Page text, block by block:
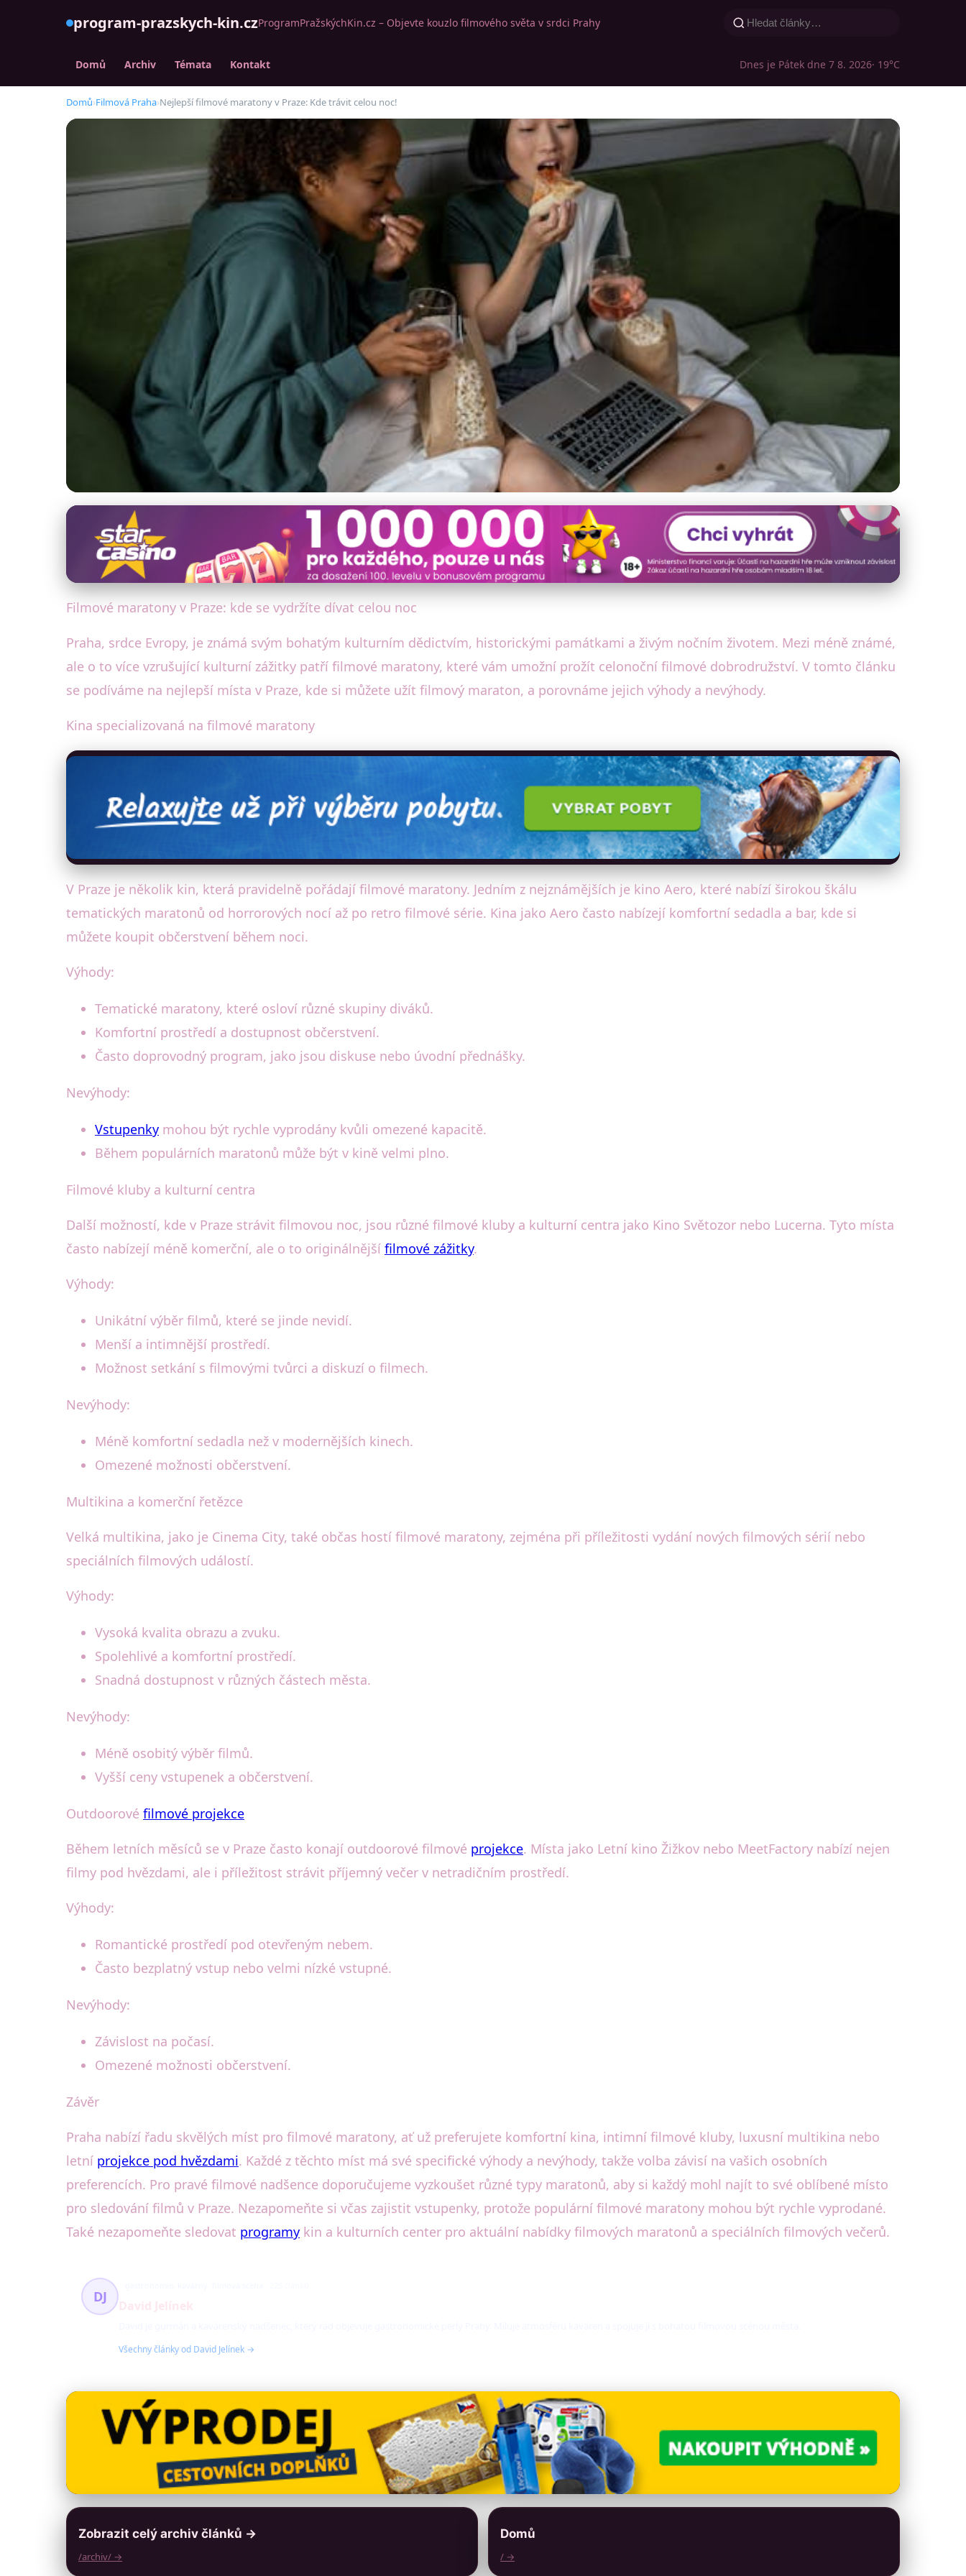
program-prazskych-kin.czProgramPražskýchKin.cz – Objevte kouzlo filmového světa v srdci Prahy
Domů Archiv Témata Kontakt Dnes je Pátek dne 7 8. 2026· 19°C
Domů›Filmová Praha›Nejlepší filmové maratony v Praze: Kde trávit celou noc!
Filmová Praha
Nejlepší filmové maratony v Praze: Kde trávit celou noc!
10. 9. 2025· 4 min čtení · Autor: David Jelínek
Filmové maratony v Praze: kde se vydržíte dívat celou noc
Praha, srdce Evropy, je známá svým bohatým kulturním dědictvím, historickými památkami a živým nočním životem. Mezi méně známé,
ale o to více vzrušující kulturní zážitky patří filmové maratony, které vám umožní prožít celonoční filmové dobrodružství. V tomto článku
se podíváme na nejlepší místa v Praze, kde si můžete užít filmový maraton, a porovnáme jejich výhody a nevýhody.
Kina specializovaná na filmové maratony
V Praze je několik kin, která pravidelně pořádají filmové maratony. Jedním z nejznámějších je kino Aero, které nabízí širokou škálu
tematických maratonů od horrorových nocí až po retro filmové série. Kina jako Aero často nabízejí komfortní sedadla a bar, kde si
můžete koupit občerstvení během noci.
Výhody:
Tematické maratony, které osloví různé skupiny diváků.
Komfortní prostředí a dostupnost občerstvení.
Často doprovodný program, jako jsou diskuse nebo úvodní přednášky.
Nevýhody:
Vstupenky mohou být rychle vyprodány kvůli omezené kapacitě.
Během populárních maratonů může být v kině velmi plno.
Filmové kluby a kulturní centra
Další možností, kde v Praze strávit filmovou noc, jsou různé filmové kluby a kulturní centra jako Kino Světozor nebo Lucerna. Tyto místa
často nabízejí méně komerční, ale o to originálnější filmové zážitky.
Výhody:
Unikátní výběr filmů, které se jinde nevidí.
Menší a intimnější prostředí.
Možnost setkání s filmovými tvůrci a diskuzí o filmech.
Nevýhody:
Méně komfortní sedadla než v modernějších kinech.
Omezené možnosti občerstvení.
Multikina a komerční řetězce
Velká multikina, jako je Cinema City, také občas hostí filmové maratony, zejména při příležitosti vydání nových filmových sérií nebo
speciálních filmových událostí.
Výhody:
Vysoká kvalita obrazu a zvuku.
Spolehlivé a komfortní prostředí.
Snadná dostupnost v různých částech města.
Nevýhody:
Méně osobitý výběr filmů.
Vyšší ceny vstupenek a občerstvení.
Outdoorové filmové projekce
Během letních měsíců se v Praze často konají outdoorové filmové projekce. Místa jako Letní kino Žižkov nebo MeetFactory nabízí nejen
filmy pod hvězdami, ale i příležitost strávit příjemný večer v netradičním prostředí.
Výhody:
Romantické prostředí pod otevřeným nebem.
Často bezplatný vstup nebo velmi nízké vstupné.
Nevýhody:
Závislost na počasí.
Omezené možnosti občerstvení.
Závěr
Praha nabízí řadu skvělých míst pro filmové maratony, ať už preferujete komfortní kina, intimní filmové kluby, luxusní multikina nebo
letní projekce pod hvězdami. Každé z těchto míst má své specifické výhody a nevýhody, takže volba závisí na vašich osobních
preferencích. Pro pravé filmové nadšence doporučujeme vyzkoušet různé typy maratonů, aby si každý mohl najít to své oblíbené místo
pro sledování filmů v Praze. Nezapomeňte si včas zajistit vstupenky, protože populární filmové maratony mohou být rychle vyprodané.
Také nezapomeňte sledovat programy kin a kulturních center pro aktuální nabídky filmových maratonů a speciálních filmových večerů.
DJ
Všechny články od David Jelínek →
Zobrazit celý archiv článků →
/archiv/ →
Domů
/ →